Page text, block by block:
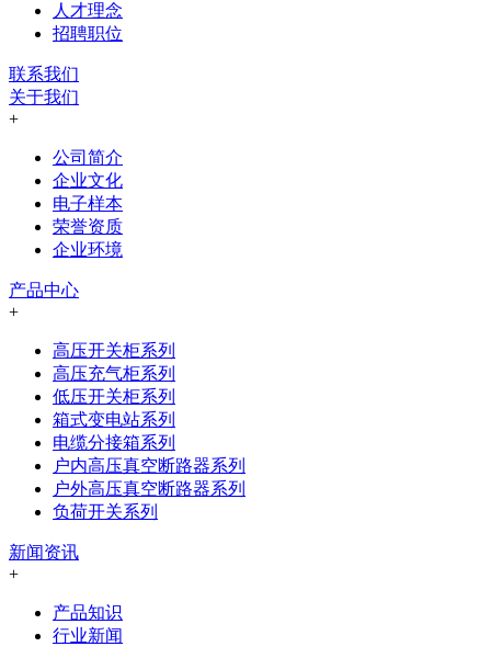
人才理念
招聘职位
联系我们
关于我们
+
公司简介
企业文化
电子样本
荣誉资质
企业环境
产品中心
+
高压开关柜系列
高压充气柜系列
低压开关柜系列
箱式变电站系列
电缆分接箱系列
户内高压真空断路器系列
户外高压真空断路器系列
负荷开关系列
新闻资讯
+
产品知识
行业新闻